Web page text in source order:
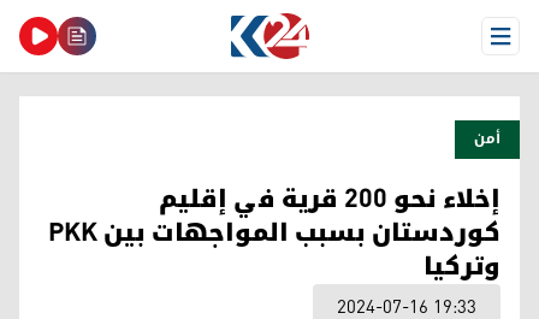
Open Menu
أمن
إخلاء نحو 200 قرية في إقليم
كوردستان بسبب المواجهات بين PKK
وتركيا
2024-07-16 19:33